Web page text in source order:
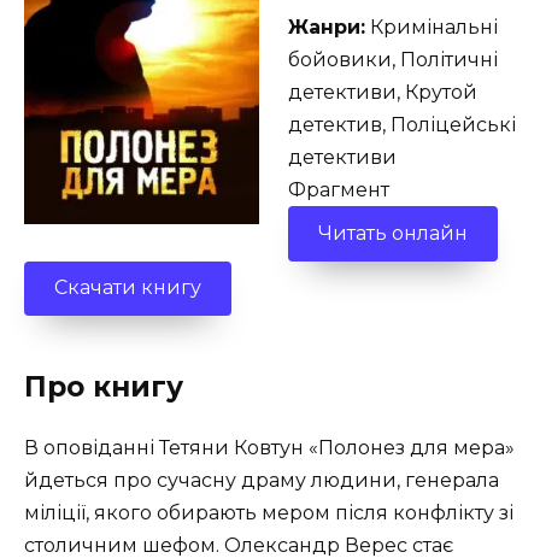
Жанри: Кримінальні
бойовики, Політичні
детективи, Крутой
детектив, Поліцейські
детективи
Фрагмент
Читать онлайн
Скачати книгу
Про книгу
В оповіданні Тетяни Ковтун «Полонез для мера»
йдеться про сучасну драму людини, генерала
міліції, якого обирають мером після конфлікту зі
столичним шефом. Олександр Верес стає